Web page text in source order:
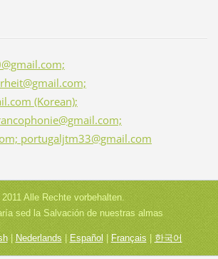
(Korean);
portugaljtm33@gmail.com
Alle Rechte vorbehalten.
sed la Salvación de nuestras almas
|Nederlands| Español|Français|한국어